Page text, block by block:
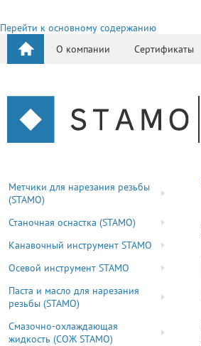
Перейти к основному содержанию
О компании
Сертификаты
Метчики для нарезания резьбы
(STAMO)
Станочная оснастка (STAMO)
Канавочный инструмент STAMO
Осевой инструмент STAMO
Паста и масло для нарезания
резьбы (STAMO)
Смазочно-охлаждающая
жидкость (СОЖ STAMO)